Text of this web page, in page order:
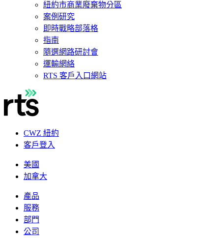
紐約市商業廢棄物分區
案例研究
即時戰略部落格
指南
隨選網路研討會
運輸網絡
RTS 客戶入口網站
CWZ 紐約
客戶登入
美國
加拿大
產品
服務
部門
公司